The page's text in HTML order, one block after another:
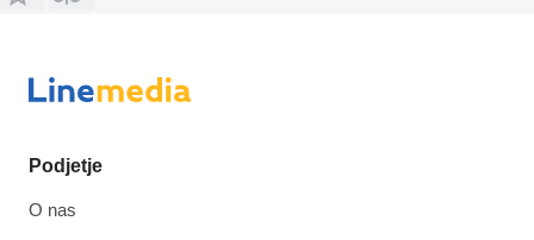
Podjetje
O nas